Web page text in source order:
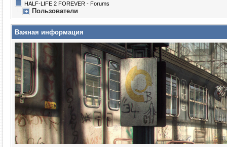
HALF-LIFE 2 FOREVER - Forums
Пользователи
Важная информация